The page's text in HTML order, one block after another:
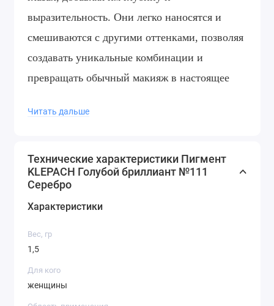
выразительность. Они легко наносятся и
смешиваются с другими оттенками, позволяя
создавать уникальные комбинации и
превращать обычный макияж в настоящее
ярких и насыщенных, что позволяет выбрать
подходящий вариант для любого типа кожи и
цвета глаз. Они упакованы в удобные
использовать продукт в течение долгого
времени.
Читать дальше
Технические характеристики Пигмент
KLEPACH Голубой бриллиант №111
Серебро
Характеристики
Вес, гр
1,5
Для кого
женщины